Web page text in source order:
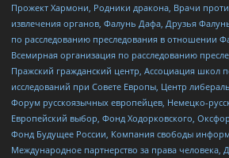
Прожект Хармони, Родники дракона, Врачи
извлечения органов, Фалунь Дафа, Друзья
по расследованию преследования в отношении
Всемирная организация по расследованию
Пражский гражданский центр, Ассоциация школ
исследований при Совете Европы, Центр
Форум русскоязычных европейцев, Немецко-
Европейский выбор, Фонд Ходорковского,
Фонд Будущее России, Компания свободы
Международное партнерство за права человека,